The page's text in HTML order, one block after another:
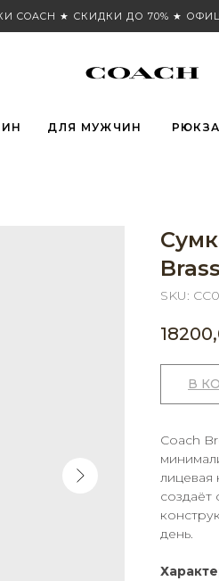
COACH ★ СКИДКИ ДО 70% ★
ДЛЯ МУЖЧИН
SKU:
В
Coach
лицевая
день.